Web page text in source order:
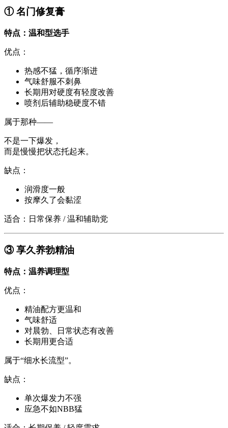
① 名门修复膏
特点：温和型选手
优点：
热感不猛，循序渐进
气味舒服不刺鼻
长期用对硬度有轻度改善
喷剂后辅助稳硬度不错
属于那种——
不是一下爆发，
而是慢慢把状态托起来。
缺点：
润滑度一般
按摩久了会黏涩
适合：日常保养 / 温和辅助党
③ 享久养勃精油
特点：温养调理型
优点：
精油配方更温和
气味舒适
对晨勃、日常状态有改善
长期用更合适
属于“细水长流型”。
缺点：
单次爆发力不强
应急不如NBB猛